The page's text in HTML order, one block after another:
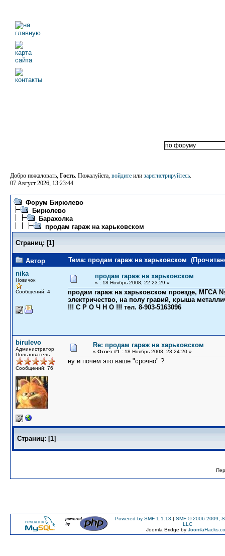
Добро пожаловать, Гость. Пожалуйста, войдите или зарегистрируйтесь.
07 Август 2026, 13:23:44
Форум Бирюлево
Бирюлево
Барахолка
продам гараж на харьковском
Страниц: [1]
Автор
Тема: продам гараж на харьковском
nika
Новичок
Сообщений: 4
продам гараж на харьковском
« : 18 Ноябрь 2008, 22:23:29 »
продам гараж на харьковском проезде, МГСА
электричество, на полу гравий, крыша
!!! С Р О Ч Н О !!! тел. 8-903-5163096
birulevo
Администратор
Пользователь
Сообщений: 76
Re: продам гараж на харьковском
« Ответ #1 : 18 Ноябрь 2008, 23:24:20 »
ну и почем это ваше "срочно" ?
Страниц: [1]
Powered by SMF 1.1.13 | SMF © 2006-2009,
LLC
Joomla Bridge by